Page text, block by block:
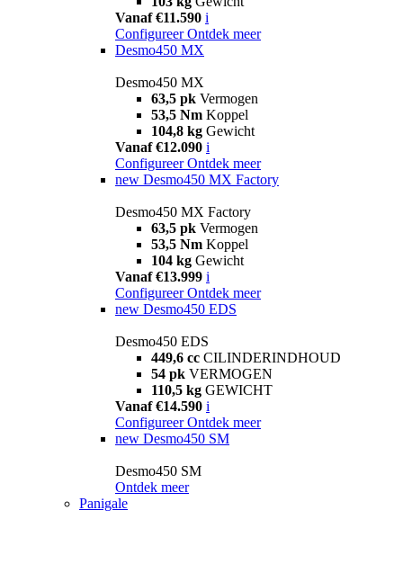
Vanaf €11.590 i
Configureer Ontdek meer
Desmo450 MX
Desmo450 MX
63,5 pk Vermogen
53,5 Nm Koppel
104,8 kg Gewicht
Vanaf €12.090 i
Configureer Ontdek meer
new Desmo450 MX Factory
Desmo450 MX Factory
63,5 pk Vermogen
53,5 Nm Koppel
104 kg Gewicht
Vanaf €13.999 i
Configureer Ontdek meer
new Desmo450 EDS
Desmo450 EDS
449,6 cc CILINDERINDHOUD
54 pk VERMOGEN
110,5 kg GEWICHT
Vanaf €14.590 i
Configureer Ontdek meer
new Desmo450 SM
Desmo450 SM
Ontdek meer
Panigale